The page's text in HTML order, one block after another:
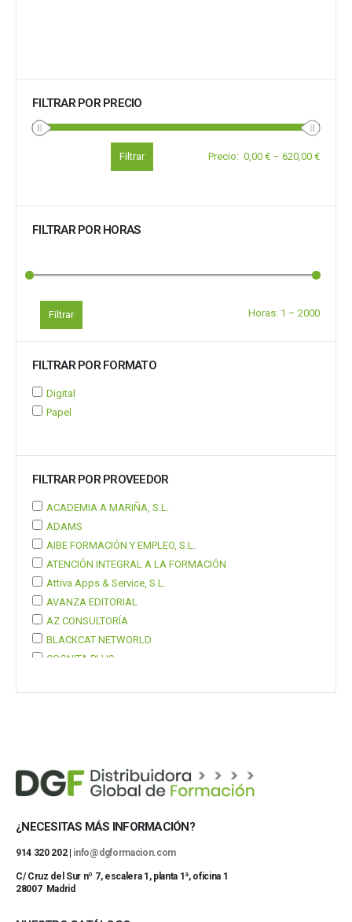
FILTRAR POR PRECIO
Filtrar Precio: 0,00 € – 620,00 €
FILTRAR POR HORAS
Filtrar Horas: 1 – 2000
FILTRAR POR FORMATO
Digital
Papel
FILTRAR POR PROVEEDOR
ACADEMIA A MARIÑA, S.L.
ADAMS
AIBE FORMACIÓN Y EMPLEO, S.L.
ATENCIÓN INTEGRAL A LA FORMACIÓN
Attiva Apps & Service, S.L.
AVANZA EDITORIAL
AZ CONSULTORÍA
BLACKCAT NETWORLD
COGNITA PLUS
Mostrar 37 más
¿NECESITAS MÁS INFORMACIÓN?
914 320 202 | info@dgformacion.com
C/ Cruz del Sur nº 7, escalera 1, planta 1ª, oficina 1
28007 Madrid